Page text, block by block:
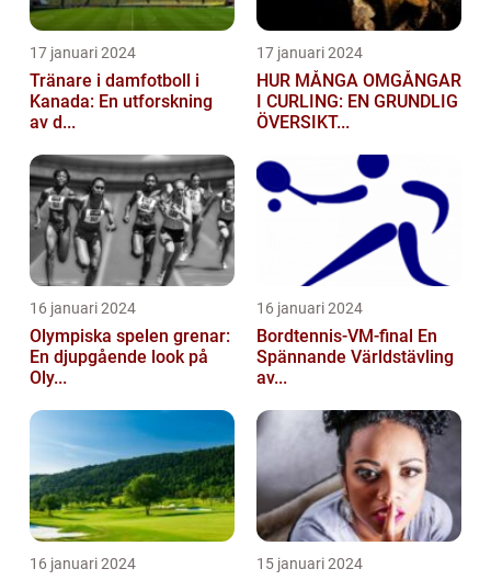
17 januari 2024
Tränare i damfotboll i
Kanada: En utforskning
av d...
17 januari 2024
HUR MÅNGA OMGÅNGAR
I CURLING: EN GRUNDLIG
ÖVERSIKT...
16 januari 2024
Olympiska spelen grenar:
En djupgående look på
Oly...
16 januari 2024
Bordtennis-VM-final En
Spännande Världstävling
av...
16 januari 2024 15 januari 2024